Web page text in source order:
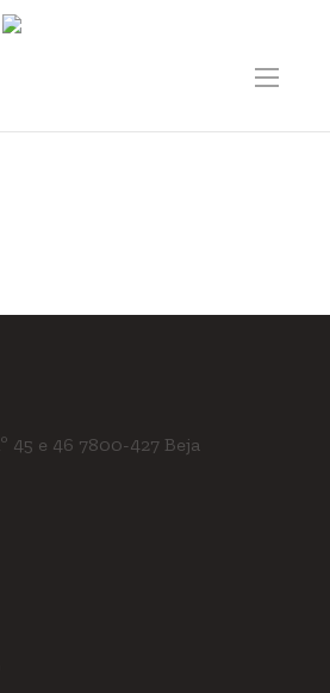
45 e 46 7800-427 Beja